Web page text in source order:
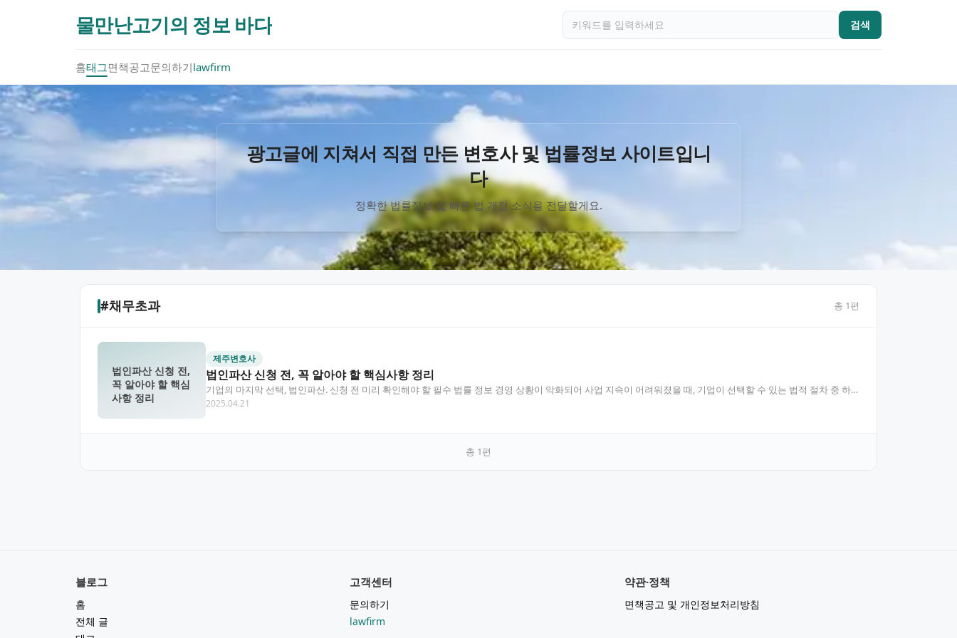
물만난고기의 정보 바다 검색
홈태그면책공고문의하기lawfirm
광고글에 지쳐서 직접 만든 변호사 및 법률정보 사이트입니
다
정확한 법률정보 및 빠른 법 개정 소식을 전달할게요.
#채무초과 총 1편
법인파산 신청 전,
꼭 알아야 할 핵심
사항 정리
제주변호사
법인파산 신청 전, 꼭 알아야 할 핵심사항 정리
기업의 마지막 선택, 법인파산. 신청 전 미리 확인해야 할 필수 법률 정보 경영 상황이 악화되어 사업 지속이 어려워졌을 때, 기업이 선택할 수 있는 법적 절차 중 하
나가 법인파산입…
2025.04.21
총 1편
블로그
홈
전체 글
고객센터
문의하기
lawfirm
약관·정책
면책공고 및 개인정보처리방침